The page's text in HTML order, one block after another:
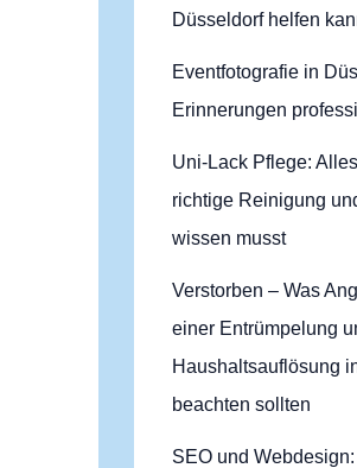
Düsseldorf helfen
Eventfotografie in
Erinnerungen
Uni-Lack Pflege:
richtige Reinigung
wissen musst
Verstorben – Was
einer Entrümpelung
Haushaltsauflösung
beachten sollten
SEO und